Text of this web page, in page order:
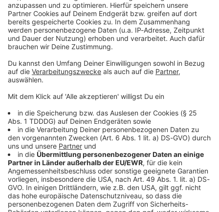
Kontaktformular
Sprachnachricht
© dpa-infocom, dpa:260129-930-611675/1
Bayern